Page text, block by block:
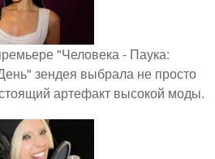
"Человека - Паука:
зендея выбрала не просто
артефакт высокой моды.